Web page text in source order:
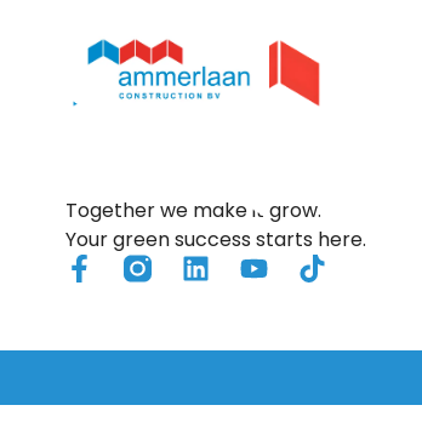
Together we make it grow.
Your green success starts here.